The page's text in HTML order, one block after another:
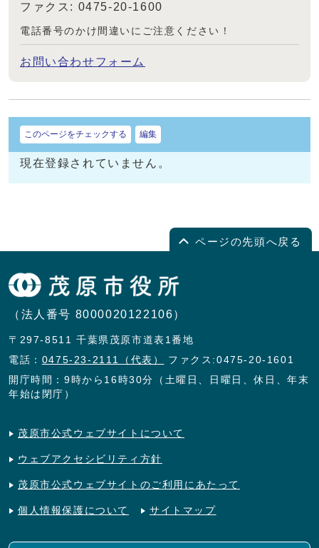
ファクス: 0475-20-1600
電話番号のかけ間違いにご注意ください！
お問い合わせフォーム
このページをチェックする 編集
現在登録されていません。
ページの先頭へ戻る
（法人番号 8000020122106）
〒297-8511 千葉県茂原市道表1番地
電話： 0475-23-2111（代表）
ファクス:0475-20-1601
開庁時間：9時から16時30分（土曜日、日曜日、休日、年末
年始は閉庁）
茂原市公式ウェブサイトについて
ウェブアクセシビリティ方針
茂原市公式ウェブサイトのご利用にあたって
個人情報保護について サイトマップ